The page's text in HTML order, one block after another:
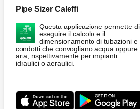
Pipe Sizer Caleffi
Questa applicazione permette di
eseguire il calcolo e il
dimensionamento di tubazioni e
condotti che convogliano acqua oppure
aria, rispettivamente per impianti
idraulici o aeraulici.